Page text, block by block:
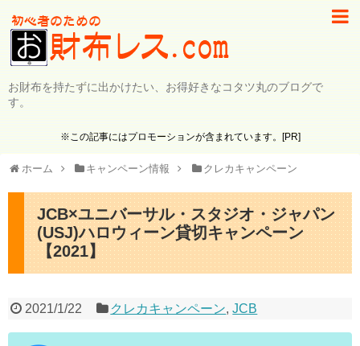
お財布を持たずに出かけたい、お得好きなコタツ丸のブログで
す。
※この記事にはプロモーションが含まれています。[PR]
ホーム キャンペーン情報 クレカキャンペーン
JCB×ユニバーサル・スタジオ・ジャパン
(USJ)ハロウィーン貸切キャンペーン
【2021】
2021/1/22 クレカキャンペーン,JCB